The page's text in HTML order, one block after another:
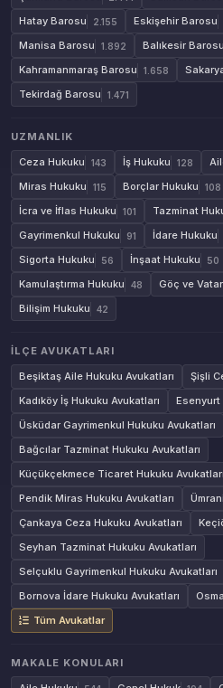
Hatay Barosu 2.155 Eskişehir Barosu
Manisa Barosu 1.892 Balıkesir Barosu
Kahramanmaraş Barosu 1.658
Tekirdağ Barosu 1.471
UZMANLIK
Ceza Hukuku
143 İş Hukuku 128
Miras Hukuku 115 Borçlar Hukuku 108
İcra ve İflas Hukuku 101 Tazminat
Gayrimenkul Hukuku 91 İdare Hukuku
Sigorta Hukuku 56 İnşaat Hukuku 50
Kamulaştırma Hukuku 48 Göç ve
Bilişim Hukuku 42
İLÇE AVUKATLARI
Beşiktaş Aile Hukuku Avukatları
Şişli
Kadıköy İş Hukuku Avukatları
Esenyurt
Üsküdar Gayrimenkul Hukuku Avukatları
Bağcılar Tazminat Hukuku Avukatları
Küçükçekmece Ticaret Hukuku Avukatları
Pendik Miras Hukuku Avukatları
Çankaya Ceza Hukuku Avukatları
Seyhan Tazminat Hukuku Avukatları
Selçuklu Gayrimenkul Hukuku Avukatları
Bornova İdare Hukuku Avukatları
Tüm Avukatlar
MAKALE KONULARI